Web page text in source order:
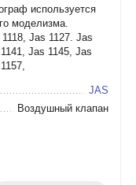
используется
моделизма.
Jas 1127. Jas
Jas 1145, Jas
JAS
Воздушный клапан